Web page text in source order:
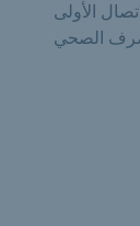
الأولى
الصحي